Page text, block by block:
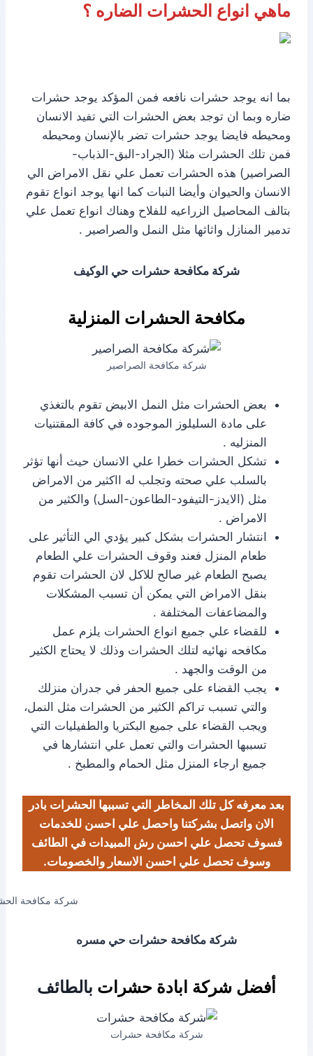
ماهي انواع الحشرات الضاره ؟
بما انه يوجد حشرات نافعه فمن المؤكد يوجد حشرات
ضاره وبما ان توجد بعض الحشرات التي تفيد الانسان
ومحيطه فايضا يوجد حشرات تضر بالإنسان ومحيطه
فمن تلك الحشرات مثلا (الجراد-البق-الذباب-
الصراصير) هذه الحشرات تعمل علي نقل الامراض الي
الانسان والحيوان وأيضا النبات كما انها يوجد انواع تقوم
بتالف المحاصيل الزراعيه للفلاح وهناك انواع تعمل علي
تدمير المنازل واثاثها مثل النمل والصراصير .
شركة مكافحة حشرات حي الوكيف
مكافحة الحشرات المنزلية
شركة مكافحة الصراصير
بعض الحشرات مثل النمل الابيض تقوم بالتغذي
على مادة السليلوز الموجوده في كافة المقتنيات
المنزليه .
تشكل الحشرات خطرا علي الانسان حيث أنها تؤثر
بالسلب علي صحته وتجلب له ااكثير من الامراض
مثل (الايدز-التيفود-الطاعون-السل) والكثير من
الامراض .
انتشار الحشرات بشكل كبير يؤدي الي التأثير على
طعام المنزل فعند وقوف الحشرات علي الطعام
يصبح الطعام غير صالح للاكل لان الحشرات تقوم
بنقل الامراض التي يمكن أن تسبب المشكلات
والمضاعفات المختلفة .
للقضاء علي جميع انواع الحشرات يلزم عمل
مكافحه نهائيه لتلك الحشرات وذلك لا يحتاج الكثير
من الوقت والجهد .
يجب القضاء على جميع الحفر في جدران منزلك
والتي تسبب تراكم الكثير من الحشرات مثل النمل،
ويجب القضاء على جميع البكتريا والطفيليات التي
تسببها الحشرات والتي تعمل علي انتشارها في
جميع ارجاء المنزل مثل الحمام والمطبخ .
بعد معرفه كل تلك المخاطر التي تسببها الحشرات بادر
الان واتصل بشركتنا واحصل علي احسن للخدمات
فسوف تحصل علي احسن رش المبيدات في الطائف
وسوف تحصل علي احسن الاسعار والخصومات.
شركة مكافحة
شركة مكافحة حشرات حي مسره
أفضل شركة ابادة حشرات بالطائف
شركة مكافحة حشرات